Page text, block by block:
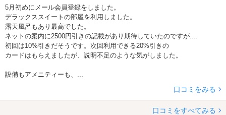
5月初めにメール会員登録をしました。
デラックススイートの部屋を利用しました。
露天風呂もあり最高でした。
ネットの案内に2500円引きの記載があり期待していたのですが....
初回は10%引きだそうです。次回利用できる20%引きの
カードはもらえましたが、説明不足のような気がしました。
設備もアメニティーも、...
口コミをみる
口コミをすべてみる